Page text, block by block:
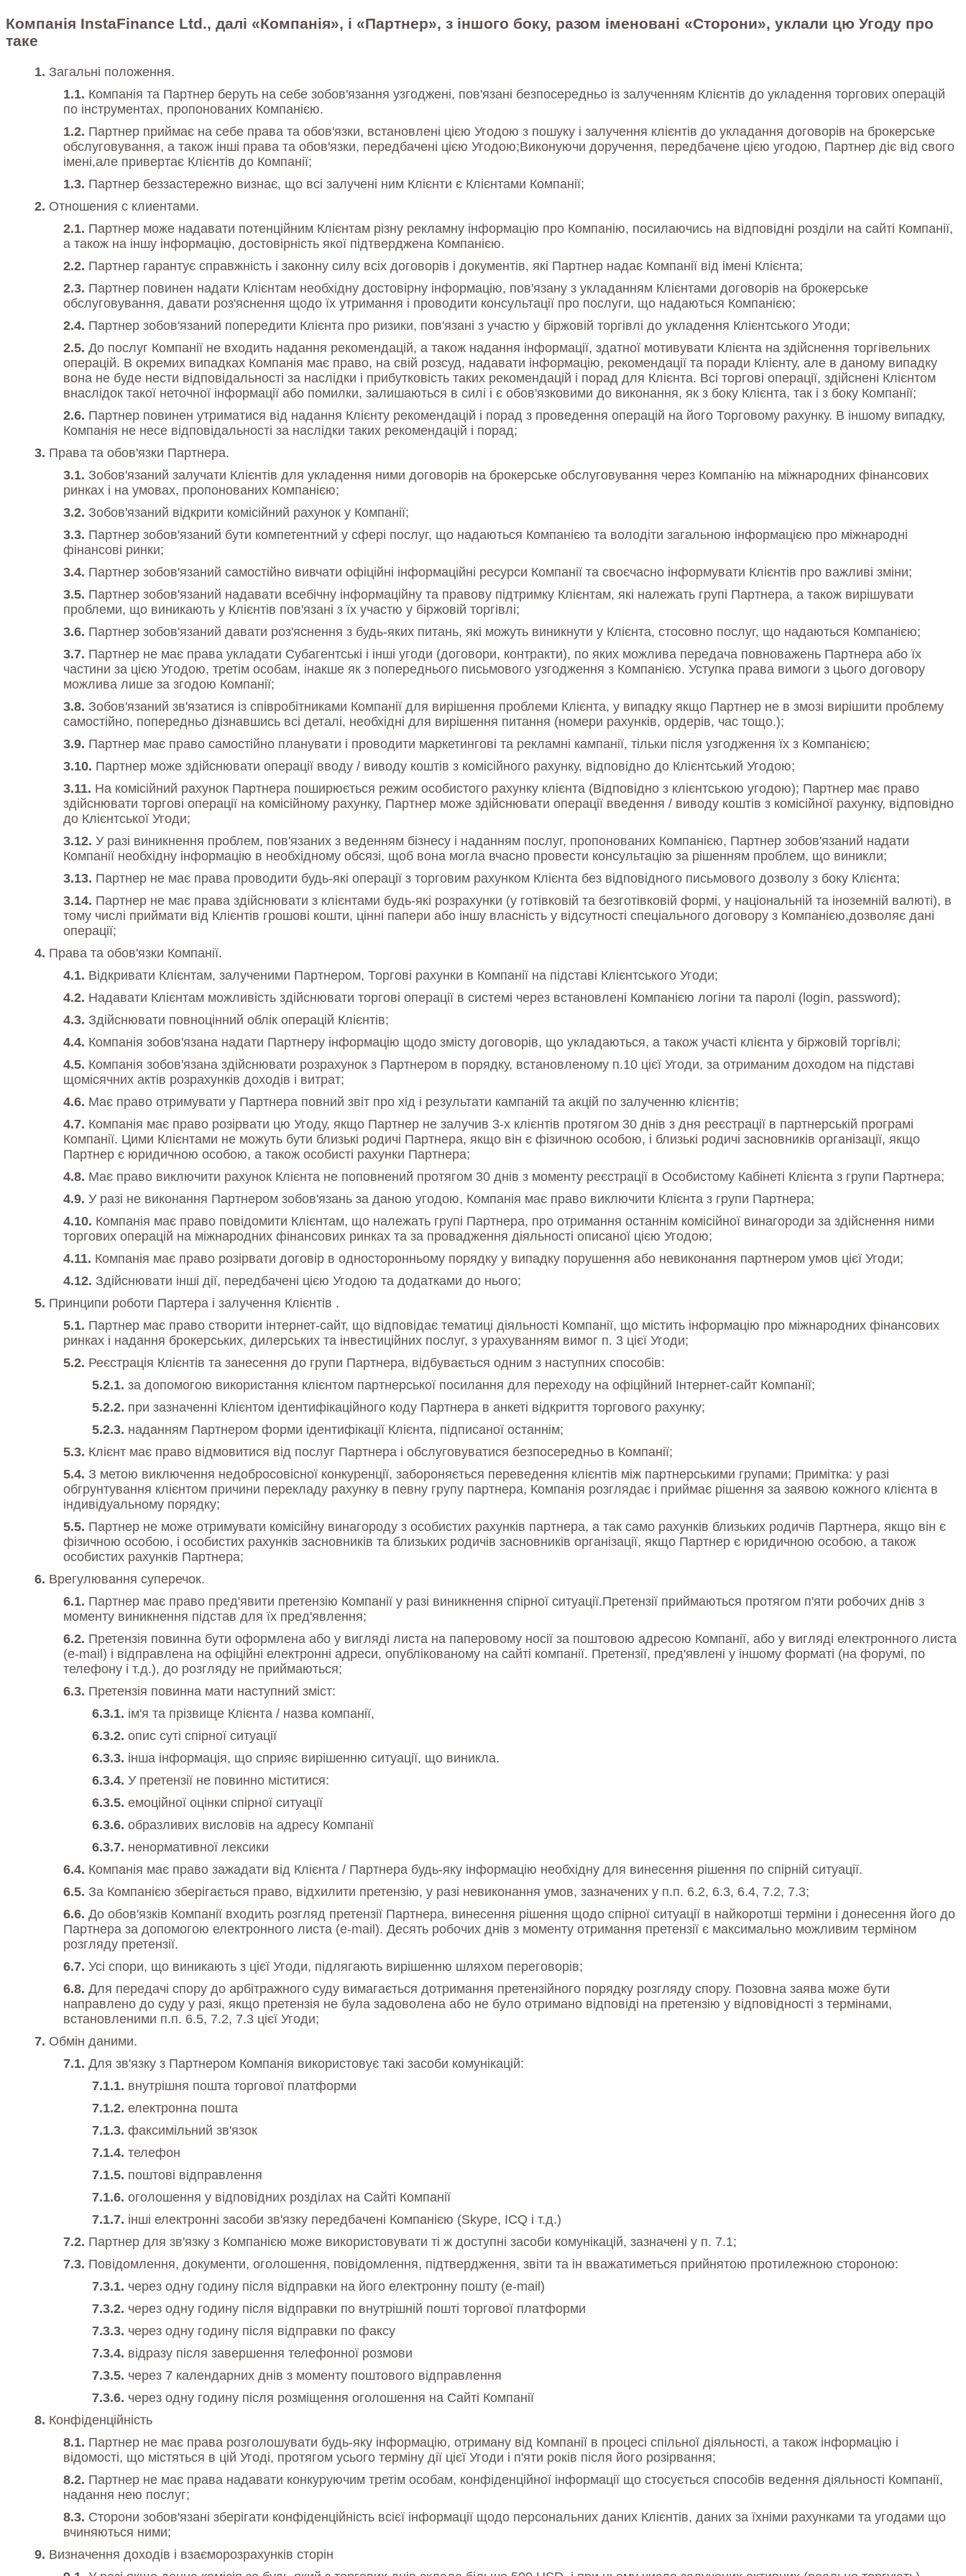
Компанія InstaFinance Ltd., далі «Компанія», і «Партнер», з іншого боку, разом іменовані «Сторони», уклали цю Угоду про
таке
Загальні положення.
Компанія та Партнер беруть на себе зобов'язання узгоджені, пов'язані безпосередньо із залученням Клієнтів до укладення торгових операцій
по інструментах, пропонованих Компанією.
Партнер приймає на себе права та обов'язки, встановлені цією Угодою з пошуку і залучення клієнтів до укладання договорів на брокерське
обслуговування, а також інші права та обов'язки, передбачені цією Угодою;Виконуючи доручення, передбачене цією угодою, Партнер діє від свого
імені,але привертає Клієнтів до Компанії;
Партнер беззастережно визнає, що всі залучені ним Клієнти є Клієнтами Компанії;
Отношения с клиентами.
Партнер може надавати потенційним Клієнтам різну рекламну інформацію про Компанію, посилаючись на відповідні розділи на сайті Компанії,
а також на іншу інформацію, достовірність якої підтверджена Компанією.
Партнер гарантує справжність і законну силу всіх договорів і документів, які Партнер надає Компанії від імені Клієнта;
Партнер повинен надати Клієнтам необхідну достовірну інформацію, пов'язану з укладанням Клієнтами договорів на брокерське
обслуговування, давати роз'яснення щодо їх утримання і проводити консультації про послуги, що надаються Компанією;
Партнер зобов'язаний попередити Клієнта про ризики, пов'язані з участю у біржовій торгівлі до укладення Клієнтського Угоди;
До послуг Компанії не входить надання рекомендацій, а також надання інформації, здатної мотивувати Клієнта на здійснення торгівельних
операцій. В окремих випадках Компанія має право, на свій розсуд, надавати інформацію, рекомендації та поради Клієнту, але в даному випадку
вона не буде нести відповідальності за наслідки і прибутковість таких рекомендацій і порад для Клієнта. Всі торгові операції, здійснені Клієнтом
внаслідок такої неточної інформації або помилки, залишаються в силі і є обов'язковими до виконання, як з боку Клієнта, так і з боку Компанії;
Партнер повинен утриматися від надання Клієнту рекомендацій і порад з проведення операцій на його Торговому рахунку. В іншому випадку,
Компанія не несе відповідальності за наслідки таких рекомендацій і порад;
Права та обов'язки Партнера.
Зобов'язаний залучати Клієнтів для укладення ними договорів на брокерське обслуговування через Компанію на міжнародних фінансових
ринках і на умовах, пропонованих Компанією;
Зобов'язаний відкрити комісійний рахунок у Компанії;
Партнер зобов'язаний бути компетентний у сфері послуг, що надаються Компанією та володіти загальною інформацією про міжнародні
фінансові ринки;
Партнер зобов'язаний самостійно вивчати офіційні інформаційні ресурси Компанії та своєчасно інформувати Клієнтів про важливі зміни;
Партнер зобов'язаний надавати всебічну інформаційну та правову підтримку Клієнтам, які належать групі Партнера, а також вирішувати
проблеми, що виникають у Клієнтів пов'язані з їх участю у біржовій торгівлі;
Партнер зобов'язаний давати роз'яснення з будь-яких питань, які можуть виникнути у Клієнта, стосовно послуг, що надаються Компанією;
Партнер не має права укладати Субагентські і інші угоди (договори, контракти), по яких можлива передача повноважень Партнера або їх
частини за цією Угодою, третім особам, інакше як з попереднього письмового узгодження з Компанією. Уступка права вимоги з цього договору
можлива лише за згодою Компанії;
Зобов'язаний зв'язатися із співробітниками Компанії для вирішення проблеми Клієнта, у випадку якщо Партнер не в змозі вирішити проблему
самостійно, попередньо дізнавшись всі деталі, необхідні для вирішення питання (номери рахунків, ордерів, час тощо.);
Партнер має право самостійно планувати і проводити маркетингові та рекламні кампанії, тільки після узгодження їх з Компанією;
Партнер може здійснювати операції вводу / виводу коштів з комісійного рахунку, відповідно до Клієнтський Угодою;
На комісійний рахунок Партнера поширюється режим особистого рахунку клієнта (Відповідно з клієнтською угодою); Партнер має право
здійснювати торгові операції на комісійному рахунку, Партнер може здійснювати операції введення / виводу коштів з комісійної рахунку, відповідно
до Клієнтської Угоди;
У разі виникнення проблем, пов'язаних з веденням бізнесу і наданням послуг, пропонованих Компанією, Партнер зобов'язаний надати
Компанії необхідну інформацію в необхідному обсязі, щоб вона могла вчасно провести консультацію за рішенням проблем, що виникли;
Партнер не має права проводити будь-які операції з торговим рахунком Клієнта без відповідного письмового дозволу з боку Клієнта;
Партнер не має права здійснювати з клієнтами будь-які розрахунки (у готівковій та безготівковій формі, у національній та іноземній валюті), в
тому числі приймати від Клієнтів грошові кошти, цінні папери або іншу власність у відсутності спеціального договору з Компанією,дозволяє дані
операції;
Права та обов'язки Компанії.
Відкривати Клієнтам, залученими Партнером, Торгові рахунки в Компанії на підставі Клієнтського Угоди;
Надавати Клієнтам можливість здійснювати торгові операції в системі через встановлені Компанією логіни та паролі (login, password);
Здійснювати повноцінний облік операцій Клієнтів;
Компанія зобов'язана надати Партнеру інформацію щодо змісту договорів, що укладаються, а також участі клієнта у біржовій торгівлі;
Компанія зобов'язана здійснювати розрахунок з Партнером в порядку, встановленому п.10 цієї Угоди, за отриманим доходом на підставі
щомісячних актів розрахунків доходів і витрат;
Має право отримувати у Партнера повний звіт про хід і результати кампаній та акцій по залученню клієнтів;
Компанія має право розірвати цю Угоду, якщо Партнер не залучив 3-х клієнтів протягом 30 днів з дня реєстрації в партнерській програмі
Компанії. Цими Клієнтами не можуть бути близькі родичі Партнера, якщо він є фізичною особою, і близькі родичі засновників організації, якщо
Партнер є юридичною особою, а також особисті рахунки Партнера;
Має право виключити рахунок Клієнта не поповнений протягом 30 днів з моменту реєстрації в Особистому Кабінеті Клієнта з групи Партнера;
У разі не виконання Партнером зобов'язань за даною угодою, Компанія має право виключити Клієнта з групи Партнера;
Компанія має право повідомити Клієнтам, що належать групі Партнера, про отримання останнім комісійної винагороди за здійснення ними
торгових операцій на міжнародних фінансових ринках та за провадження діяльності описаної цією Угодою;
Компанія має право розірвати договір в односторонньому порядку у випадку порушення або невиконання партнером умов цієї Угоди;
Здійснювати інші дії, передбачені цією Угодою та додатками до нього;
Принципи роботи Партера і залучення Клієнтів .
Партнер має право створити інтернет-сайт, що відповідає тематиці діяльності Компанії, що містить інформацію про міжнародних фінансових
ринках і надання брокерських, дилерських та інвестиційних послуг, з урахуванням вимог п. 3 цієї Угоди;
Реєстрація Клієнтів та занесення до групи Партнера, відбувається одним з наступних способів:
за допомогою використання клієнтом партнерської посилання для переходу на офіційний Інтернет-сайт Компанії;
при зазначенні Клієнтом ідентифікаційного коду Партнера в анкеті відкриття торгового рахунку;
наданням Партнером форми ідентифікації Клієнта, підписаної останнім;
Клієнт має право відмовитися від послуг Партнера і обслуговуватися безпосередньо в Компанії;
З метою виключення недобросовісної конкуренції, забороняється переведення клієнтів між партнерськими групами; Примітка: у разі
обгрунтування клієнтом причини перекладу рахунку в певну групу партнера, Компанія розглядає і приймає рішення за заявою кожного клієнта в
індивідуальному порядку;
Партнер не може отримувати комісійну винагороду з особистих рахунків партнера, а так само рахунків близьких родичів Партнера, якщо він є
фізичною особою, і особистих рахунків засновників та близьких родичів засновників організації, якщо Партнер є юридичною особою, а також
особистих рахунків Партнера;
Врегулювання суперечок.
Партнер має право пред'явити претензію Компанії у разі виникнення спірної ситуації.Претензії приймаються протягом п'яти робочих днів з
моменту виникнення підстав для їх пред'явлення;
Претензія повинна бути оформлена або у вигляді листа на паперовому носії за поштовою адресою Компанії, або у вигляді електронного листа
(e-mail) і відправлена на офіційні електронні адреси, опублікованому на сайті компанії. Претензії, пред'явлені у іншому форматі (на форумі, по
телефону і т.д.), до розгляду не приймаються;
Претензія повинна мати наступний зміст:
ім'я та прізвище Клієнта / назва компанії,
опис суті спірної ситуації
інша інформація, що сприяє вирішенню ситуації, що виникла.
У претензії не повинно міститися:
емоційної оцінки спірної ситуації
образливих висловів на адресу Компанії
ненормативної лексики
Компанія має право зажадати від Клієнта / Партнера будь-яку інформацію необхідну для винесення рішення по спірній ситуації.
За Компанією зберігається право, відхилити претензію, у разі невиконання умов, зазначених у п.п. 6.2, 6.3, 6.4, 7.2, 7.3;
До обов'язків Компанії входить розгляд претензії Партнера, винесення рішення щодо спірної ситуації в найкоротші терміни і донесення його до
Партнера за допомогою електронного листа (e-mail). Десять робочих днів з моменту отримання претензії є максимально можливим терміном
розгляду претензії.
Усі спори, що виникають з цієї Угоди, підлягають вирішенню шляхом переговорів;
Для передачі спору до арбітражного суду вимагається дотримання претензійного порядку розгляду спору. Позовна заява може бути
направлено до суду у разі, якщо претензія не була задоволена або не було отримано відповіді на претензію у відповідності з термінами,
встановленими п.п. 6.5, 7.2, 7.3 цієї Угоди;
Обмін даними.
Для зв'язку з Партнером Компанія використовує такі засоби комунікацій:
внутрішня пошта торгової платформи
електронна пошта
факсимільний зв'язок
телефон
поштові відправлення
оголошення у відповідних розділах на Сайті Компанії
інші електронні засоби зв'язку передбачені Компанією (Skype, ICQ і т.д.)
Партнер для зв'язку з Компанією може використовувати ті ж доступні засоби комунікацій, зазначені у п. 7.1;
Повідомлення, документи, оголошення, повідомлення, підтвердження, звіти та ін вважатиметься прийнятою протилежною стороною:
через одну годину після відправки на його електронну пошту (e-mail)
через одну годину після відправки по внутрішній пошті торгової платформи
через одну годину після відправки по факсу
відразу після завершення телефонної розмови
через 7 календарних днів з моменту поштового відправлення
через одну годину після розміщення оголошення на Сайті Компанії
Конфіденційність
Партнер не має права розголошувати будь-яку інформацію, отриману від Компанії в процесі спільної діяльності, а також інформацію і
відомості, що містяться в цій Угоді, протягом усього терміну дії цієї Угоди і п'яти років після його розірвання;
Партнер не має права надавати конкуруючим третім особам, конфіденційної інформації що стосується способів ведення діяльності Компанії,
надання нею послуг;
Сторони зобов'язані зберігати конфіденційність всієї інформації щодо персональних даних Клієнтів, даних за їхніми рахунками та угодами що
вчиняються ними;
Визначення доходів і взаєморозрахунків сторін